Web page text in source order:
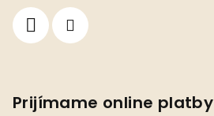
Prijímame online platby